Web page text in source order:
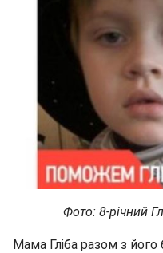
Фото: 8-річний
Мама Гліба разом з